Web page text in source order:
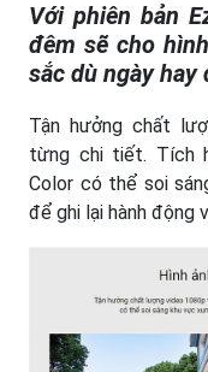
Với phiên bản
đêm sẽ cho
sắc dù ngày hay
Tận hưởng chất
từng chi tiết. Tích
Color có thể soi
để ghi lại hành động